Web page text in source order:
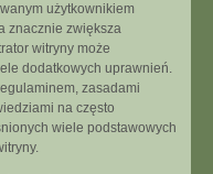
użytkownikiem
znacznie zwiększa
witryny może
dodatkowych uprawnień.
zasadami
na często
wiele podstawowych